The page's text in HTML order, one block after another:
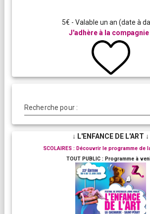
5€ - Valable un an (date à
J'adhère à la compagnie
Recherche pour :
↓ L'ENFANCE DE L'ART ↓
SCOLAIRES : Découvrir le programme de
TOUT PUBLIC : Programme à